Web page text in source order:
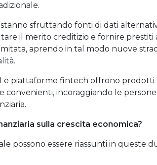
stanno sfruttando fonti di dati
il merito creditizio e fornire prestiti
aprendo in tal modo nuove
Le piattaforme fintech offrono prodotti
convenienti, incoraggiando le persone
sulla crescita economica?
possono essere riassunti in queste